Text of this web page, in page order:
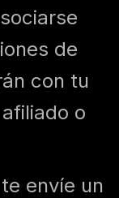
de
con tu
o
envíe un